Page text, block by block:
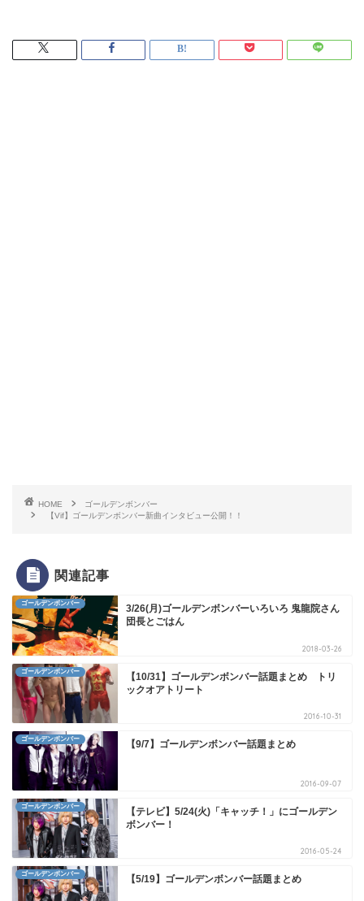
HOME
ゴールデンボンバー
【Vif】ゴールデンボンバー新曲インタビュー公開！！
関連記事
ゴールデンボンバー
3/26(月)ゴールデンボンバーいろいろ 鬼龍院さん
団長とごはん
2018-03-26
ゴールデンボンバー
【10/31】ゴールデンボンバー話題まとめ トリ
ックオアトリート
2016-10-31
ゴールデンボンバー 【9/7】ゴールデンボンバー話題まとめ
2016-09-07
ゴールデンボンバー
【テレビ】5/24(火)「キャッチ！」にゴールデン
ボンバー！
2016-05-24
ゴールデンボンバー 【5/19】ゴールデンボンバー話題まとめ